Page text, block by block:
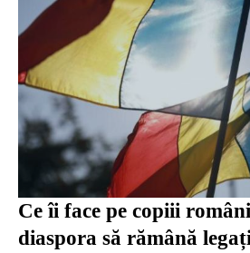
Ce îi face pe copiii
diaspora să rămână